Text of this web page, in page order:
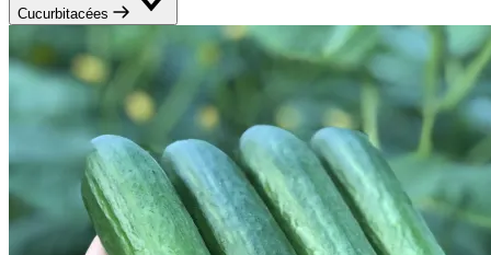
Cucurbitacées